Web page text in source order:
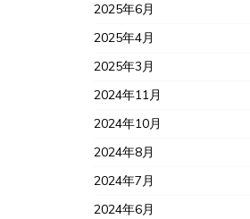
2025年6月
2025年4月
2025年3月
2024年11月
2024年10月
2024年8月
2024年7月
2024年6月